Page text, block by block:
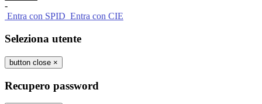
-
Entra con SPID Entra con CIE
Seleziona utente
button close ×
Recupero password